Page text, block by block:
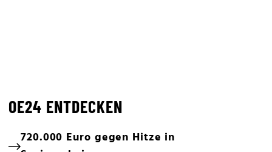
OE24 ENTDECKEN
720.000 Euro gegen Hitze in